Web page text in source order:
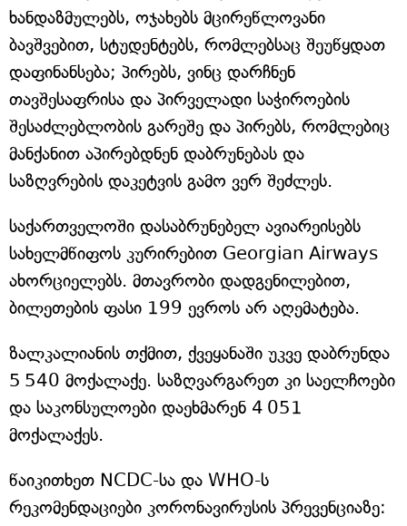
ხანდაზმულებს, ოჯახებს მცირეწლოვანი
ბავშვებით, სტუდენტებს, რომლებსაც შეუწყდათ
დაფინანსება; პირებს, ვინც დარჩნენ
თავშესაფრისა და პირველადი საჭიროების
შესაძლებლობის გარეშე და პირებს, რომლებიც
მანქანით აპირებდნენ დაბრუნებას და
საზღვრების დაკეტვის გამო ვერ შეძლეს.
საქართველოში დასაბრუნებელ ავიარეისებს
სახელმწიფოს კურირებით Georgian Airways
ახორციელებს. მთავრობი დადგენილებით,
ბილეთების ფასი 199 ევროს არ აღემატება.
ზალკალიანის თქმით, ქვეყანაში უკვე დაბრუნდა
5 540 მოქალაქე. საზღვარგარეთ კი საელჩოები
და საკონსულოები დაეხმარენ 4 051
მოქალაქეს.
წაიკითხეთ NCDC-სა და WHO-ს
რეკომენდაციები კორონავირუსის პრევენციაზე: